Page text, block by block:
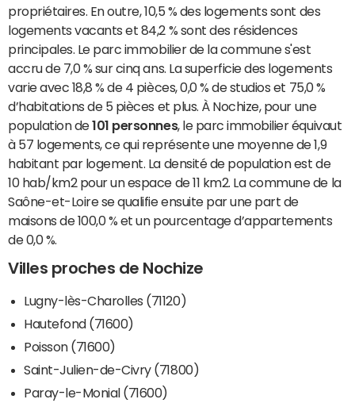
propriétaires. En outre, 10,5 % des logements sont des
logements vacants et 84,2 % sont des résidences
principales. Le parc immobilier de la commune s'est
accru de 7,0 % sur cinq ans. La superficie des logements
varie avec 18,8 % de 4 pièces, 0,0 % de studios et 75,0 %
d’habitations de 5 pièces et plus. À Nochize, pour une
population de101 personnes, le parc immobilier équivaut
à 57 logements, ce qui représente une moyenne de 1,9
habitant par logement. La densité de population est de
10 hab/km2 pour un espace de 11 km2. La commune de la
Saône-et-Loire se qualifie ensuite par une part de
maisons de 100,0 % et un pourcentage d’appartements
de 0,0 %.
Villes proches de Nochize
Lugny-lès-Charolles (71120)
Hautefond (71600)
Poisson (71600)
Saint-Julien-de-Civry (71800)
Paray-le-Monial (71600)